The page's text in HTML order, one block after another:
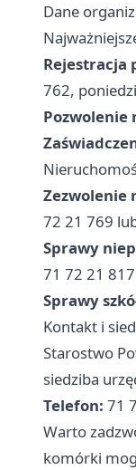
Dane
Rejestracja
762,
Pozwolenie
Zezwolenie
72 21 769
Sprawy
71 72 21 817
Sprawy
Kontakt i
Starostwo
siedziba
Telefon: 71
Warto
komórki